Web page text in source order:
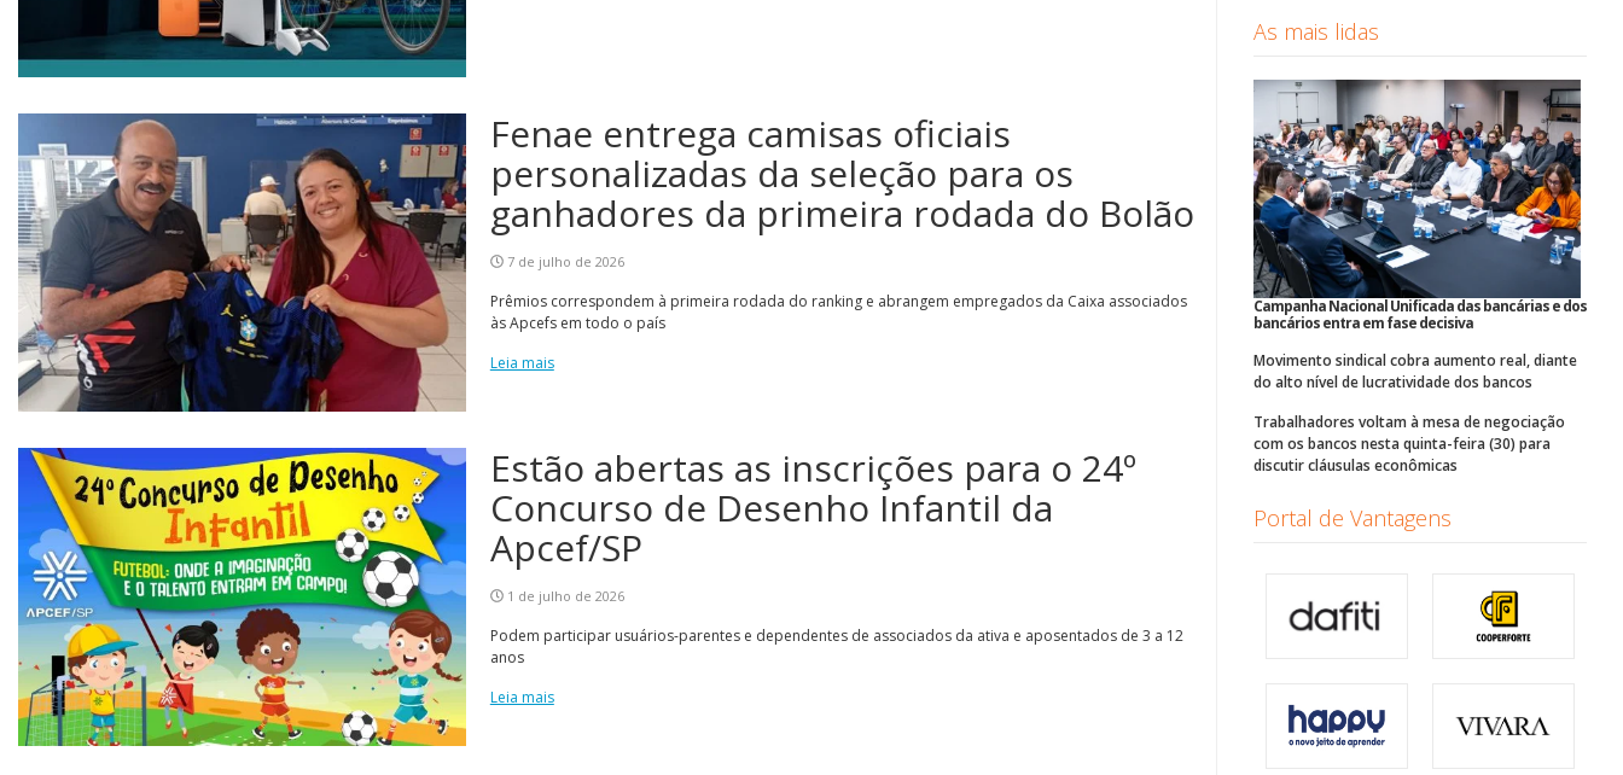
Fenae entrega camisas oficiais
personalizadas da seleção para os
ganhadores da primeira rodada do Bolão
7 de julho de 2026
Prêmios correspondem à primeira rodada do ranking e abrangem empregados da Caixa associados
às Apcefs em todo o país
Leia mais
Estão abertas as inscrições para o 24º
Concurso de Desenho Infantil da
Apcef/SP
1 de julho de 2026
Podem participar usuários-parentes e dependentes de associados da ativa e aposentados de 3 a 12
anos
Leia mais
As mais lidas
Campanha Nacional Unificada das bancárias e dos
bancários entra em fase decisiva
Movimento sindical cobra aumento real, diante
do alto nível de lucratividade dos bancos
Trabalhadores voltam à mesa de negociação
com os bancos nesta quinta-feira (30) para
discutir cláusulas econômicas
Portal de Vantagens